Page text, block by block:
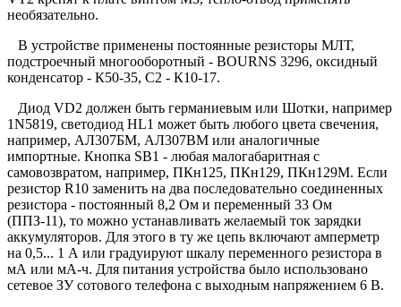
необязательно.
В устройстве применены постоянные резисторы МЛТ,
подстроечный многооборотный - BOURNS 3296, оксидный
конденсатор - К50-35, С2 - К10-17.
Диод VD2 должен быть германиевым или Шотки, например
1N5819, светодиод HL1 может быть любого цвета свечения,
например, АЛ307БМ, АЛ307ВМ или аналогичные
импортные. Кнопка SB1 - любая малогабаритная с
самовозвратом, например, ПКн125, ПКн129, ПКн129М. Если
резистор R10 заменить на два последовательно соединенных
резистора - постоянный 8,2 Ом и переменный 33 Ом
(ППЗ-11), то можно устанавливать желаемый ток зарядки
аккумуляторов. Для этого в ту же цепь включают амперметр
на 0,5... 1 А или градуируют шкалу переменного резистора в
мА или мА-ч. Для питания устройства было использовано
сетевое ЗУ сотового телефона с выходным напряжением 6 В.